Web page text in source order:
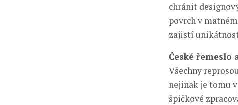
chránit
povrch v
zajistí
České řemeslo
Všechny
nejinak je tomu
špičkové